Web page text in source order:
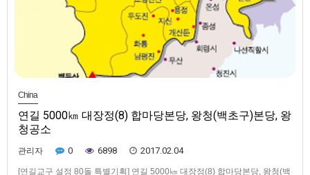
China
연길 5000㎞ 대장정(8) 합마당본당, 왕청(백초구)본당, 왕
청공소
관리자 0 6898 2017.02.04
[연길교구 설정 80돌 특별기획] 연길 5000㎞ 대장정(8) 합마당본당, 왕청(백